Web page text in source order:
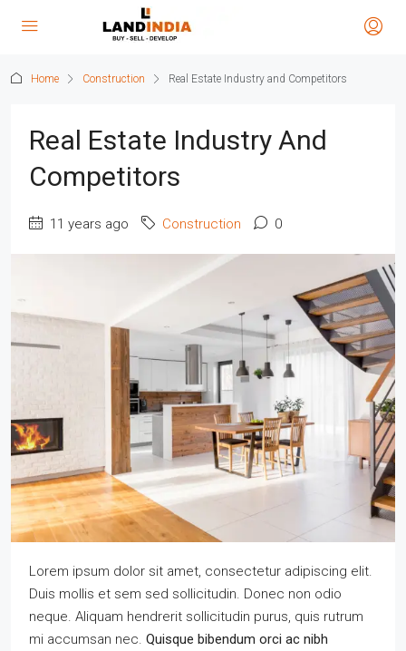
Home Construction Real Estate Industry and Competitors
Real Estate Industry And
Competitors
11 years ago Construction 0
Lorem ipsum dolor sit amet, consectetur adipiscing elit.
Duis mollis et sem sed sollicitudin. Donec non odio
neque. Aliquam hendrerit sollicitudin purus, quis rutrum
mi accumsan nec. Quisque bibendum orci ac nibh